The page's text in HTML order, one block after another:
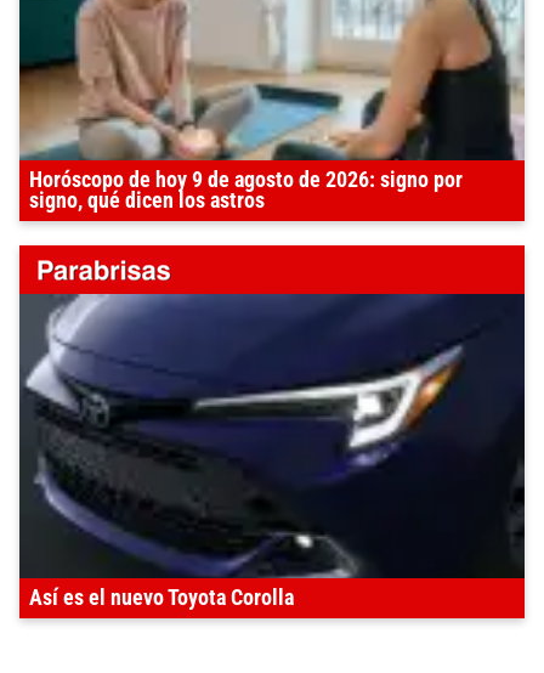
Horóscopo de hoy 9 de agosto de 2026: signo por
signo, qué dicen los astros
Así es el nuevo Toyota Corolla